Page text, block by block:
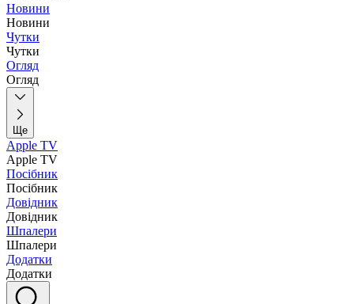
Новини
Новини
Чутки
Чутки
Огляд
Огляд
Ще
Apple TV
Apple TV
Посібник
Посібник
Довідник
Довідник
Шпалери
Шпалери
Додатки
Додатки